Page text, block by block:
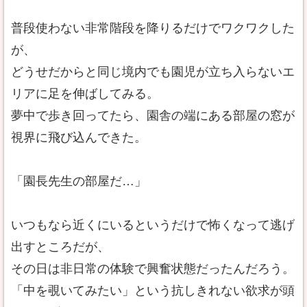
普段使わない非常階段を降りるだけでワクワクした
が、
どうせだからと同じ境内でも園児が立ち入らないエ
リアに足を伸ばしてみる。
夢中で歩き回ってたら、園舎の端にある部屋の窓が
視界に飛び込んできた。
「園長先生の部屋だ…」
いつもなら近くにいるというだけで怖くなって逃げ
出すところだが、
その日は非日常の体験で興奮状態だったんだろう。
「中を覗いてみたい」という抗しきれない欲求が頭